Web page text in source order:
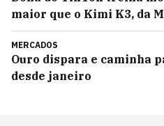
maior que o Kimi K3, da
MERCADOS
Ouro dispara e caminha
desde janeiro